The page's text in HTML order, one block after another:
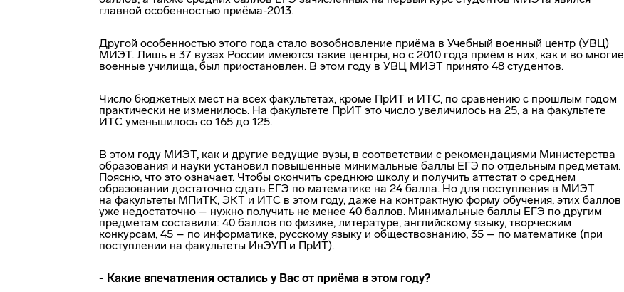
главной особенностью приёма-2013.
Другой особенностью этого года стало возобновление приёма в Учебный военный центр (УВЦ)
МИЭТ. Лишь в 37 вузах России имеются такие центры, но с 2010 года приём в них, как и во многие
военные училища, был приостановлен. В этом году в УВЦ МИЭТ принято 48 студентов.
Число бюджетных мест на всех факультетах, кроме ПрИТ и ИТС, по сравнению с прошлым годом
практически не изменилось. На факультете ПрИТ это число увеличилось на 25, а на факультете
ИТС уменьшилось со 165 до 125.
В этом году МИЭТ, как и другие ведущие вузы, в соответствии с рекомендациями Министерства
образования и науки установил повышенные минимальные баллы ЕГЭ по отдельным предметам.
Поясню, что это означает. Чтобы окончить среднюю школу и получить аттестат о среднем
образовании достаточно сдать ЕГЭ по математике на 24 балла. Но для поступления в МИЭТ
на факультеты МПиТК, ЭКТ и ИТС в этом году, даже на контрактную форму обучения, этих баллов
уже недостаточно – нужно получить не менее 40 баллов. Минимальные баллы ЕГЭ по другим
предметам составили: 40 баллов по физике, литературе, английскому языку, творческим
конкурсам, 45 – по информатике, русскому языку и обществознанию, 35 – по математике (при
поступлении на факультеты ИнЭУП и ПрИТ).
- Какие впечатления остались у Вас от приёма в этом году?